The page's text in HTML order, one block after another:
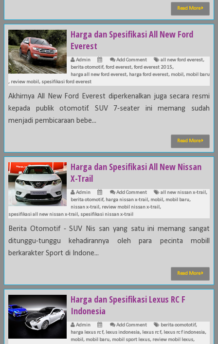
Read More
Harga dan Spesifikasi All New Ford
Everest
Admin Add Comment all new ford everest,
berita otomotif,ford everest,ford everest 2015,
harga all new ford everest, harga ford everest, mobil , mobil baru
, review mobil , spesifikasi ford everest
Akhirnya All New Ford Everest diperkenalkan juga secara resmi
kepada publik otomotif. SUV 7-seater ini memang sudah
menjadi pembicaraan bebe...
Read More
Harga dan Spesifikasi All New Nissan
X-Trail
Admin Add Comment all new nissan x-trail ,
berita otomotif, harga nissan x-trail , mobil , mobil baru,
nissan x-trail , review mobil nissan x-trail ,
spesifikasi all new nissan x-trail , spesifikasi nissan x-trail
Berita Otomotif - SUV Nis san yang satu ini memang sangat
ditunggu-tunggu kehadirannya oleh para pecinta mobill
berkarakter Sport di Indone...
Read More
Harga dan Spesifikasi Lexus RC F
Indonesia
Admin Add Comment berita oomototif,
harga lexus rc f, lexus indonesia, lexus rc f, lexus rc f indonesia,
mobil , mobil baru, mobil sport lexus, review mobil lexus,